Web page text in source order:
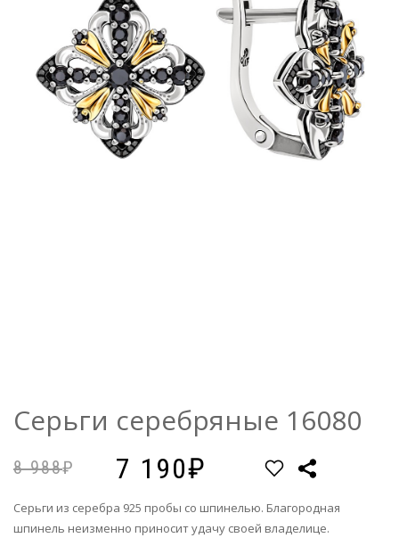
Серьги серебряные 16080
8 988 7 190
Серьги из серебра 925 пробы со шпинелью. Благородная
шпинель неизменно приносит удачу своей владелице.